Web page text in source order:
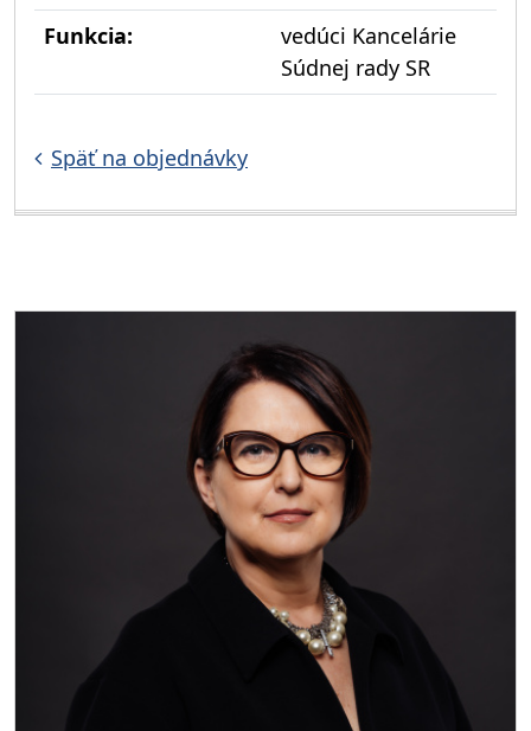
Funkcia:
vedúci Kancelárie
Súdnej rady SR
Späť na objednávky